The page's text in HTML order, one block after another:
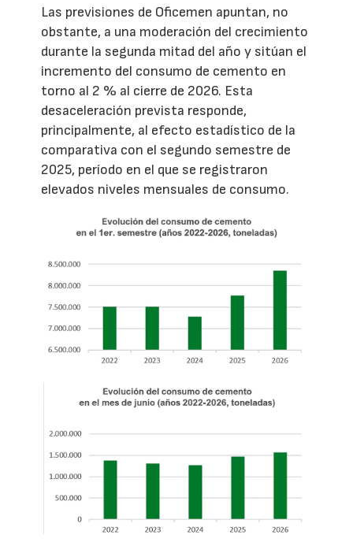
Las previsiones de Oficemen apuntan, no
obstante, a una moderación del crecimiento
durante la segunda mitad del año y sitúan el
incremento del consumo de cemento en
torno al 2 % al cierre de 2026. Esta
desaceleración prevista responde,
principalmente, al efecto estadístico de la
comparativa con el segundo semestre de
2025, período en el que se registraron
elevados niveles mensuales de consumo.